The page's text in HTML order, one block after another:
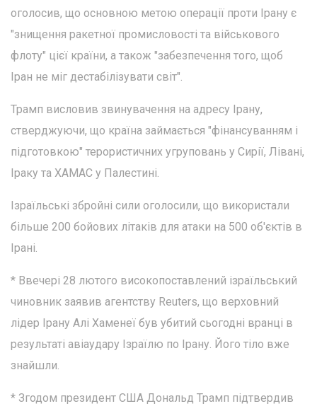
оголосив, що основною метою операції проти Ірану є
"знищення ракетної промисловості та військового
флоту" цієї країни, а також "забезпечення того, щоб
Іран не міг дестабілізувати світ".
Трамп висловив звинувачення на адресу Ірану,
стверджуючи, що країна займається "фінансуванням і
підготовкою" терористичних угруповань у Сирії, Лівані,
Іраку та ХАМАС у Палестині.
Ізраїльські збройні сили оголосили, що використали
більше 200 бойових літаків для атаки на 500 об'єктів в
Ірані.
* Ввечері 28 лютого високопоставлений ізраїльський
чиновник заявив агентству Reuters, що верховний
лідер Ірану Алі Хаменеї був убитий сьогодні вранці в
результаті авіаудару Ізраїлю по Ірану. Його тіло вже
знайшли.
* Згодом президент США Дональд Трамп підтвердив